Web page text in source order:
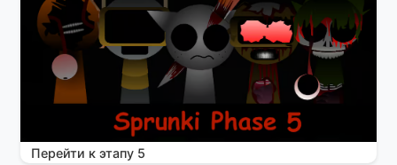
Перейти к этапу 5